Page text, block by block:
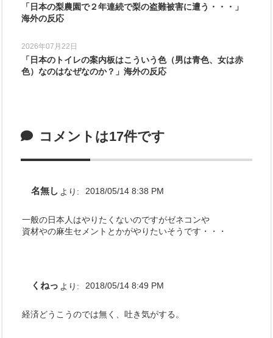
「日本の梨農園で２年連続で梨の盗難被害に遭う・・・」
海外の反応
2026年07月22日
「日本のトイレの案内板はこういう色（男は青色、女は赤
色）なのはなぜなのか？」海外の反応
コメントは17件です
名無し より: 2018/05/14 8:38 PM
一般の日本人はやりたくないのですがゼネコンや
資材やの麻生セメントとかがやりたいそうです・・・
くねっ より: 2018/05/14 8:49 PM
経済どうこうのでは無く、吐き気がする。